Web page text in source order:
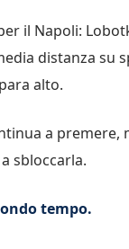
il Napoli:
distanza su
alto.
a
sbloccarla.
tempo.